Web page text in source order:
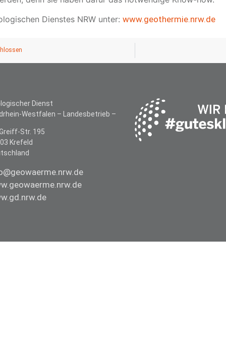
Dienstes NRW unter: www.geothermie.nrw.de
Dienst
Westfalen –
Landesbetrieb –
Str. 195
Krefeld